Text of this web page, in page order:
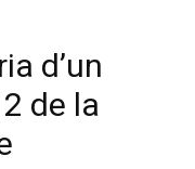
d’un
de la